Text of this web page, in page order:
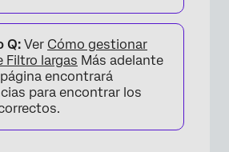
Q: Ver Cómo gestionar
Filtro largas Más adelante
encontrará
para encontrar los